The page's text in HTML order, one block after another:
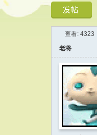
林
查看: 4323
老将